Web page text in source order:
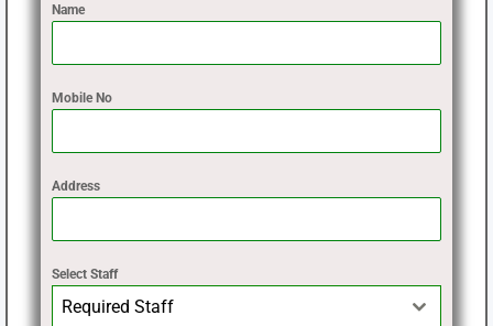
Name
Mobile No
Address
Select Staff
Required Staff